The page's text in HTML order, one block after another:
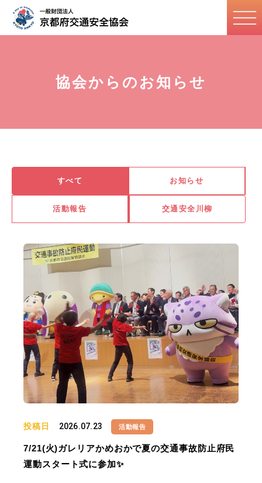
協会からのお知らせ
すべて お知らせ
活動報告 交通安全川柳
投稿日 2026.07.23 活動報告
7/21(火)ガレリアかめおかで夏の交通事故防止府民
運動スタート式に参加✨